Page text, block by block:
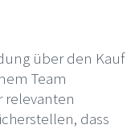
über den Kauf
Team
relevanten
dass